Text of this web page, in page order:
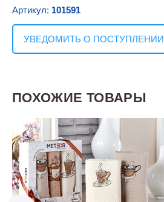
Артикул: 101591
УВЕДОМИТЬ О ПОСТУПЛЕНИИ
ПОХОЖИЕ ТОВАРЫ